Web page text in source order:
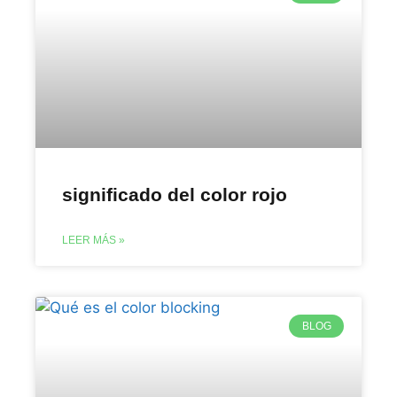
significado del color rojo
LEER MÁS »
BLOG